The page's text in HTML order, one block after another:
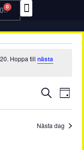
0
Hoppa till nästa
and
Sök Dag
Nästa dag